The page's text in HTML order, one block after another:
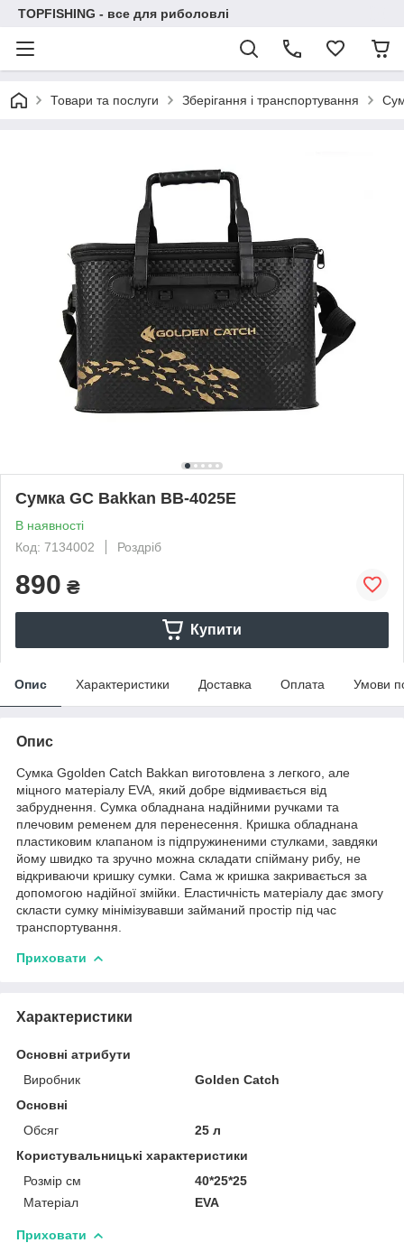
TOPFISHING - все для риболовлі
Товари та послуги Зберігання і транспортування
Сумка GC Bakkan ВВ-4025E
В наявності
Код: 7134002
Роздріб
890 ₴
Купити
Опис Характеристики Доставка Оплата Умови
Опис
Сумка Ggolden Catch Bakkan виготовлена з легкого, але
міцного матеріалу EVA, який добре відмивається від
забруднення. Сумка обладнана надійними ручками та
плечовим ременем для перенесення. Кришка обладнана
пластиковим клапаном із підпружиненими стулками, завдяки
йому швидко та зручно можна складати спійману рибу, не
відкриваючи кришку сумки. Сама ж кришка закривається за
допомогою надійної змійки. Еластичність матеріалу дає змогу
скласти сумку мінімізувавши займаний простір під час
транспортування.
Приховати
Характеристики
Основні атрибути
Виробник
Golden Catch
Основні
Обсяг
25 л
Користувальницькі характеристики
Розмір см
40*25*25
Матеріал
EVA
Приховати